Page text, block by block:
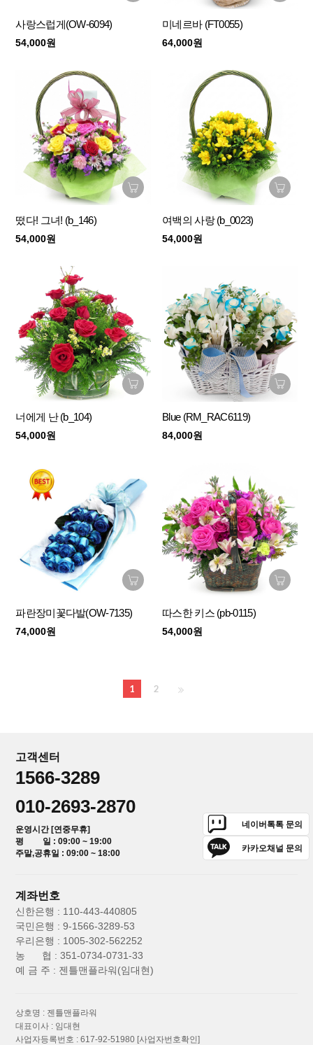
사랑스럽게(OW-6094)
54,000원
미네르바 (FT0055)
64,000원
떴다! 그녀! (b_146)
54,000원
여백의 사랑 (b_0023)
54,000원
너에게 난 (b_104)
54,000원
Blue (RM_RAC6119)
84,000원
파란장미꽃다발(OW-7135)
74,000원
따스한 키스 (pb-0115)
54,000원
1 2
고객센터
1566-3289
010-2693-2870
운영시간 [연중무휴]
평 일 : 09:00 ~ 19:00
주말,공휴일 : 09:00 ~ 18:00
네이버톡톡 문의
카카오채널 문의
계좌번호
신한은행 : 110-443-440805
국민은행 : 9-1566-3289-53
우리은행 : 1005-302-562252
농 협 : 351-0734-0731-33
예 금 주 : 젠틀맨플라워(임대현)
상호명 : 젠틀맨플라워
대표이사 : 임대현
사업자등록번호 : 617-92-51980 [사업자번호확인]